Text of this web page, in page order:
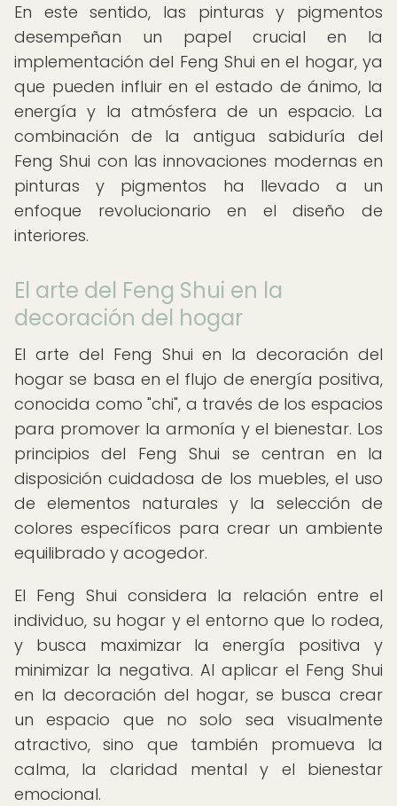
En este sentido, las pinturas y pigmentos
desempeñan un papel crucial en la
implementación del Feng Shui en el hogar, ya
que pueden influir en el estado de ánimo, la
energía y la atmósfera de un espacio. La
combinación de la antigua sabiduría del
Feng Shui con las innovaciones modernas en
pinturas y pigmentos ha llevado a un
enfoque revolucionario en el diseño de
interiores.
El arte del Feng Shui en la
decoración del hogar
El arte del Feng Shui en la decoración del
hogar se basa en el flujo de energía positiva,
conocida como "chi", a través de los espacios
para promover la armonía y el bienestar. Los
principios del Feng Shui se centran en la
disposición cuidadosa de los muebles, el uso
de elementos naturales y la selección de
colores específicos para crear un ambiente
equilibrado y acogedor.
El Feng Shui considera la relación entre el
individuo, su hogar y el entorno que lo rodea,
y busca maximizar la energía positiva y
minimizar la negativa. Al aplicar el Feng Shui
en la decoración del hogar, se busca crear
un espacio que no solo sea visualmente
atractivo, sino que también promueva la
calma, la claridad mental y el bienestar
emocional.